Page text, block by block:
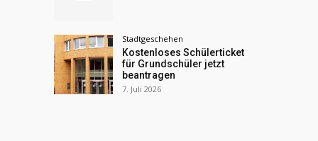
Stadtgeschehen
Kostenloses Schülerticket
für Grundschüler jetzt
beantragen
7. Juli 2026